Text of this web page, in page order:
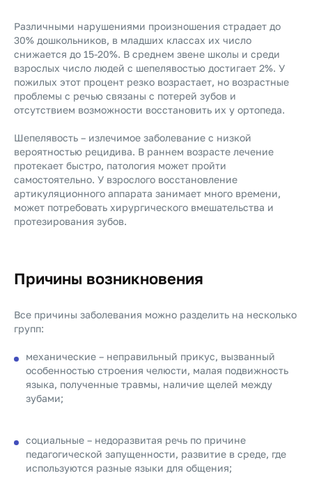
Различными нарушениями произношения страдает до
30% дошкольников, в младших классах их число
снижается до 15-20%. В среднем звене школы и среди
взрослых число людей с шепелявостью достигает 2%. У
пожилых этот процент резко возрастает, но возрастные
проблемы с речью связаны с потерей зубов и
отсутствием возможности восстановить их у ортопеда.
Шепелявость – излечимое заболевание с низкой
вероятностью рецидива. В раннем возрасте лечение
протекает быстро, патология может пройти
самостоятельно. У взрослого восстановление
артикуляционного аппарата занимает много времени,
может потребовать хирургического вмешательства и
протезирования зубов.
Причины возникновения
Все причины заболевания можно разделить на несколько
групп:
механические – неправильный прикус, вызванный
особенностью строения челюсти, малая подвижность
языка, полученные травмы, наличие щелей между
зубами;
социальные – недоразвитая речь по причине
педагогической запущенности, развитие в среде, где
используются разные языки для общения;